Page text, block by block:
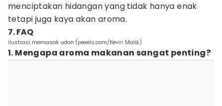
menciptakan hidangan yang tidak hanya enak
tetapi juga kaya akan aroma.
7. FAQ
ilustrasi memasak udon (pexels.com/Kevin Malik)
1. Mengapa aroma makanan sangat penting?